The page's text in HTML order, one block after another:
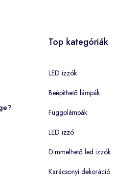
Top kategóriák
LED izzók
Beépíthető lámpák
Fuggolámpák
LED izzó
Dimmelhető led izzók
Karácsonyi dekoráció